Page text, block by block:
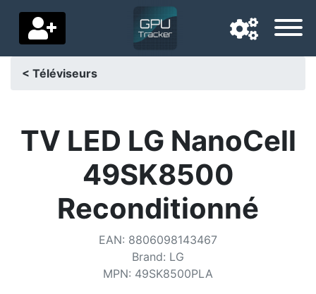
Pays de livraison
Paramètres
< Téléviseurs
TV LED LG NanoCell
49SK8500
Reconditionné
EAN: 8806098143467
Brand: LG
MPN: 49SK8500PLA